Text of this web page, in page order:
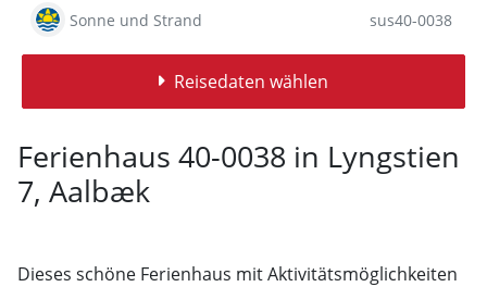
Sonne und Strand sus40-0038
Reisedaten wählen
Ferienhaus 40-0038 in Lyngstien
7, Aalbæk
Dieses schöne Ferienhaus mit Aktivitätsmöglichkeiten